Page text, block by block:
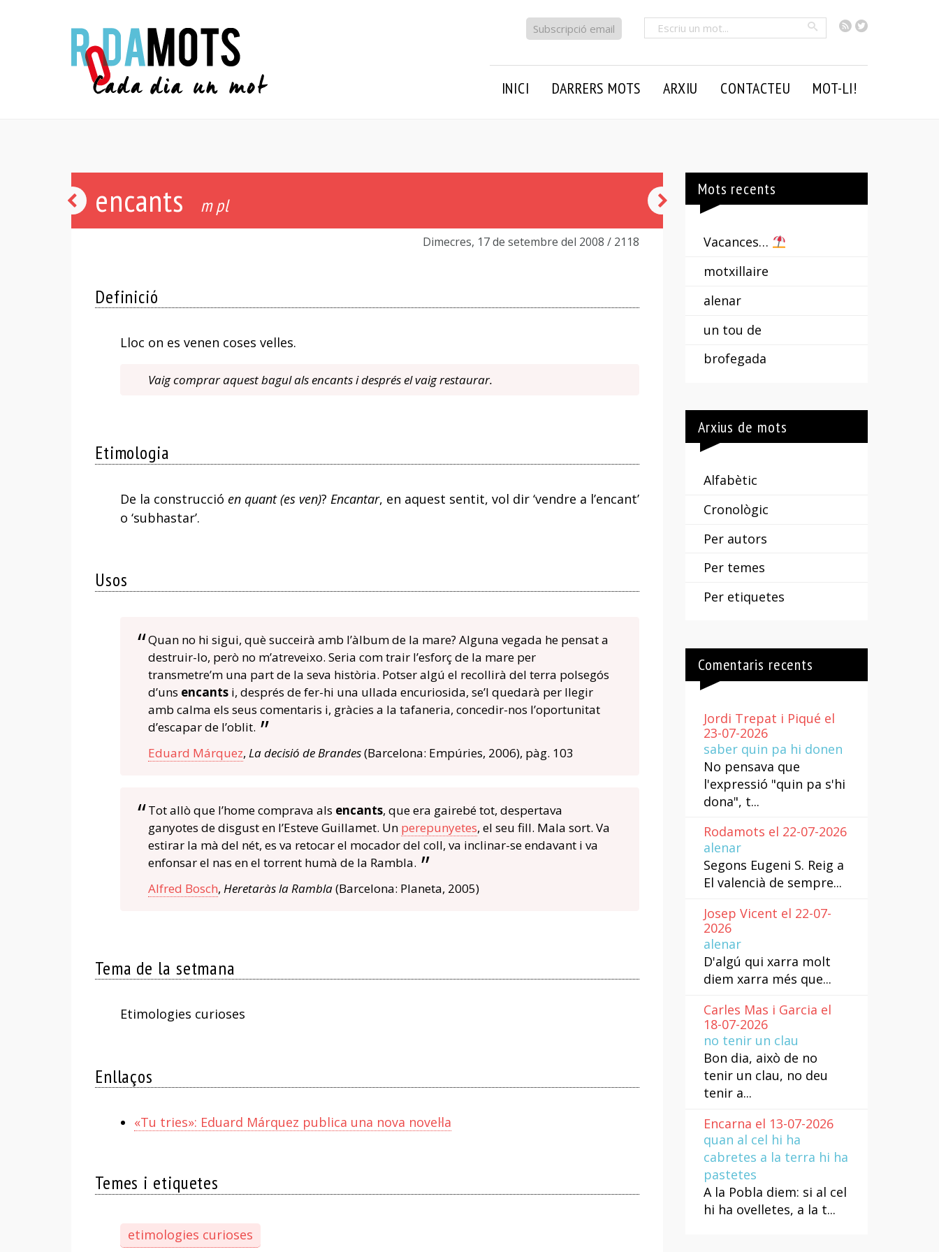
RSSTwitter
Cercar
Subscripció email
INICI DARRERS MOTS ARXIU CONTACTEU MOT-LI!
encants m pl
Dimecres, 17 de setembre del 2008 / 2118
Definició
Lloc on es venen coses velles.
Vaig comprar aquest bagul als encants i després el vaig restaurar.
Etimologia
De la construcció en quant (es ven)? Encantar, en aquest sentit, vol dir ‘vendre a l’encant’
o ‘subhastar’.
Usos
Quan no hi sigui, què succeirà amb l’àlbum de la mare? Alguna vegada he pensat a
destruir-lo, però no m’atreveixo. Seria com trair l’esforç de la mare per
transmetre’m una part de la seva història. Potser algú el recollirà del terra polsegós
d’uns encantsi, després de fer-hi una ullada encuriosida, se’l quedarà per llegir
amb calma els seus comentaris i, gràcies a la tafaneria, concedir-nos l’oportunitat
d’escapar de l’oblit.
Eduard Márquez, La decisió de Brandes(Barcelona: Empúries, 2006), pàg. 103
Tot allò que l’home comprava als encants, que era gairebé tot, despertava
ganyotes de disgust en l’Esteve Guillamet. Un perepunyetes, el seu fill. Mala sort. Va
estirar la mà del nét, es va retocar el mocador del coll, va inclinar-se endavant i va
enfonsar el nas en el torrent humà de la Rambla.
Alfred Bosch, Heretaràs la Rambla(Barcelona: Planeta, 2005)
Tema de la setmana
Etimologies curioses
Enllaços
«Tu tries»: Eduard Márquez publica una nova novel·la
Temes i etiquetes
etimologies curioses
cisa robot
Mots recents
Vacances…
motxillaire
alenar
un tou de
brofegada
Arxius de mots
Alfabètic
Cronològic
Per autors
Per temes
Per etiquetes
Comentaris recents
Jordi Trepat i Piqué el
23-07-2026
saber quin pa hi donen
No pensava que
l'expressió "quin pa s'hi
dona", t...
Rodamots el 22-07-2026
alenar
Segons Eugeni S. Reig a
El valencià de sempre...
Josep Vicent el 22-07-
2026
alenar
D'algú qui xarra molt
diem xarra més que...
Carles Mas i Garcia el
18-07-2026
no tenir un clau
Bon dia, això de no
tenir un clau, no deu
tenir a...
Encarna el 13-07-2026
quan al cel hi ha
cabretes a la terra hi ha
pastetes
A la Pobla diem: si al cel
hi ha ovelletes, a la t...